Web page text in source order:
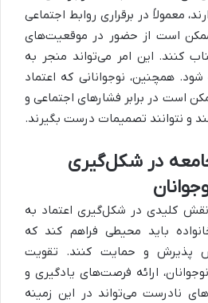
معمولاً در برقراری روابط اجتماعی
است از حضور در موقعیت‌های
کنند. این امر می‌تواند منجر به
شود. همچنین، نوجوانانی که اعتماد
است در برابر فشارهای اجتماعی و
و نتوانند تصمیمات درست بگیرند.
در شکل‌گیری
کلیدی در شکل‌گیری اعتماد به
باید محیطی فراهم کند که
پذیرش و حمایت کنند. تقویت
ارائه فرصت‌های یادگیری و
نادرست می‌تواند در این زمینه